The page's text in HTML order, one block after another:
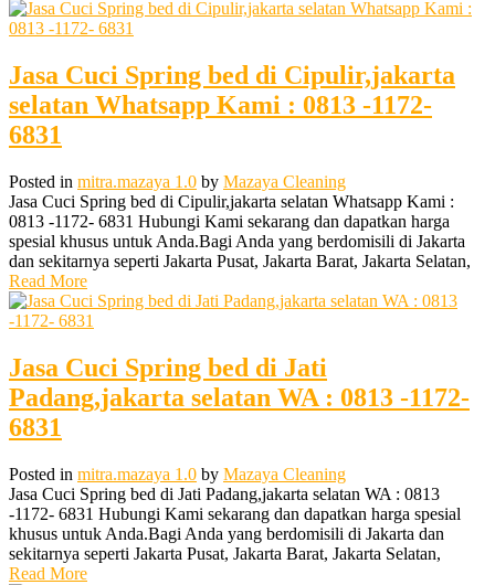
Jasa Cuci Spring bed di Cipulir,jakarta
selatan Whatsapp Kami : 0813 -1172-
6831
Posted in mitra.mazaya 1.0 by Mazaya Cleaning
Jasa Cuci Spring bed di Cipulir,jakarta selatan Whatsapp Kami :
0813 -1172- 6831 Hubungi Kami sekarang dan dapatkan harga
spesial khusus untuk Anda.Bagi Anda yang berdomisili di Jakarta
dan sekitarnya seperti Jakarta Pusat, Jakarta Barat, Jakarta Selatan,
Read More
Jasa Cuci Spring bed di Jati
Padang,jakarta selatan WA : 0813 -1172-
6831
Posted in mitra.mazaya 1.0 by Mazaya Cleaning
Jasa Cuci Spring bed di Jati Padang,jakarta selatan WA : 0813
-1172- 6831 Hubungi Kami sekarang dan dapatkan harga spesial
khusus untuk Anda.Bagi Anda yang berdomisili di Jakarta dan
sekitarnya seperti Jakarta Pusat, Jakarta Barat, Jakarta Selatan,
Read More